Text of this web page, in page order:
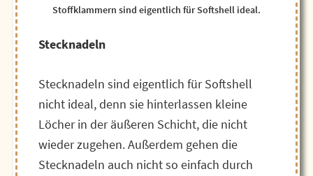
Stoffklammern sind eigentlich für Softshell ideal.
Stecknadeln
Stecknadeln sind eigentlich für Softshell
nicht ideal, denn sie hinterlassen kleine
Löcher in der äußeren Schicht, die nicht
wieder zugehen. Außerdem gehen die
Stecknadeln auch nicht so einfach durch